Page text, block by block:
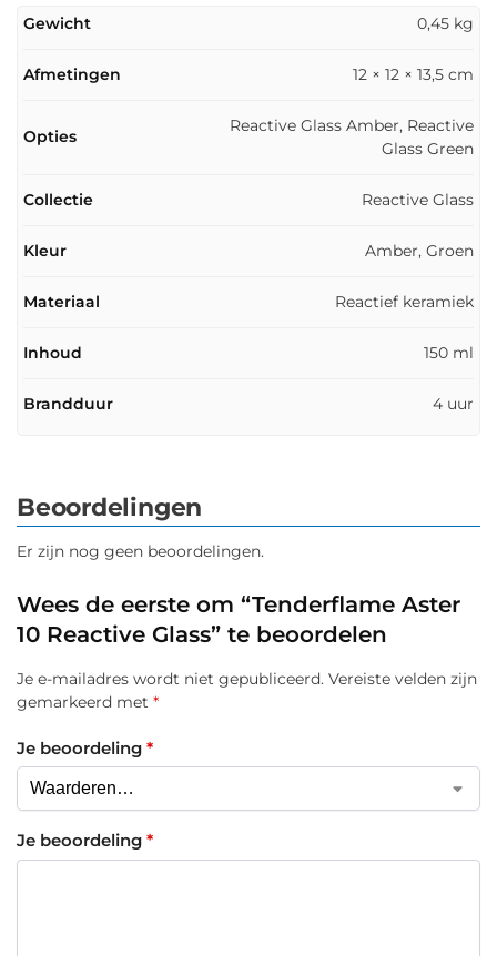
Gewicht 0,45 kg
Afmetingen 12 × 12 × 13,5 cm
Opties
Reactive Glass Amber, Reactive
Glass Green
Collectie Reactive Glass
Kleur Amber, Groen
Materiaal Reactief keramiek
Inhoud 150 ml
Brandduur 4 uur
Beoordelingen
Er zijn nog geen beoordelingen.
Wees de eerste om “Tenderflame Aster
10 Reactive Glass” te beoordelen
Je e-mailadres wordt niet gepubliceerd. Vereiste velden zijn
gemarkeerd met *
Je beoordeling *
Je beoordeling *